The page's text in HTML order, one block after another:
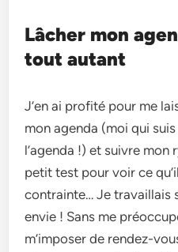
Lâcher mon
tout autant
J’en ai profité pour me
mon agenda (moi qui
l’agenda !) et suivre
petit test pour voir ce
contrainte… Je travaillais
envie ! Sans me
m’imposer de rendez-